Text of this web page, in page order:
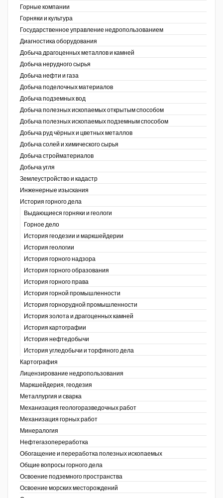
Горные компании
Горняки и культура
Государственное управление недропользованием
Диагностика оборудования
Добыча драгоценных металлов и камней
Добыча нерудного сырья
Добыча нефти и газа
Добыча поделочных материалов
Добыча подземных вод
Добыча полезных ископаемых открытым способом
Добыча полезных ископаемых подземным способом
Добыча руд чёрных и цветных металлов
Добыча солей и химического сырья
Добыча стройматериалов
Добыча угля
Землеустройство и кадастр
Инженерные изыскания
История горного дела
Выдающиеся горняки и геологи
Горное дело
История геодезии и маркшейдерии
История геологии
История горного надзора
История горного образования
История горного права
История горной промышленности
История горнорудной промышленности
История золота и драгоценных камней
История картографии
История нефтедобычи
История угледобычи и торфяного дела
Картография
Лицензирование недропользования
Маркшейдерия, геодезия
Металлургия и сварка
Механизация геологоразведочных работ
Механизация горных работ
Минералогия
Нефтегазопереработка
Обогащение и переработка полезных ископаемых
Общие вопросы горного дела
Освоение подземного пространства
Освоение морских месторождений
Стандарт качества
Сфера. Нефть и газ
Уголь
Уголь Кузбасса
Химагрегаты
Электроэнергия. Передача и
распределение
Coal People Magazine
PWC